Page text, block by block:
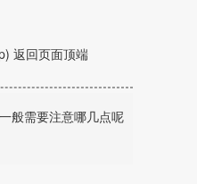
返回页面顶端
般需要注意哪几点呢